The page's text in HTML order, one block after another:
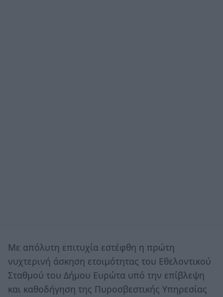
Με απόλυτη επιτυχία εστέφθη η πρώτη
νυχτερινή άσκηση ετοιμότητας του Εθελοντικού
Σταθμού του Δήμου Ευρώτα υπό την επίβλεψη
και καθοδήγηση της Πυροσβεστικής Υπηρεσίας